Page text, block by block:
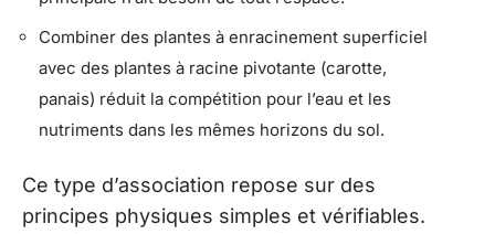
Combiner des plantes à enracinement superficiel
avec des plantes à racine pivotante (carotte,
panais) réduit la compétition pour l’eau et les
nutriments dans les mêmes horizons du sol.
Ce type d’association repose sur des
principes physiques simples et vérifiables.